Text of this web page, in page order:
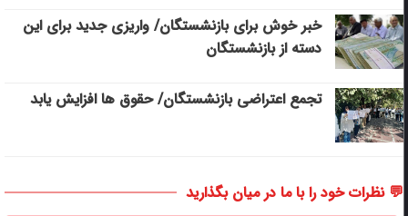
خبر خوش برای بازنشستگان/ واریزی جدید برای این
دسته از بازنشستگان
تجمع اعتراضی بازنشستگان/ حقوق ها افزایش یابد
💬 نظرات خود را با ما در میان بگذارید